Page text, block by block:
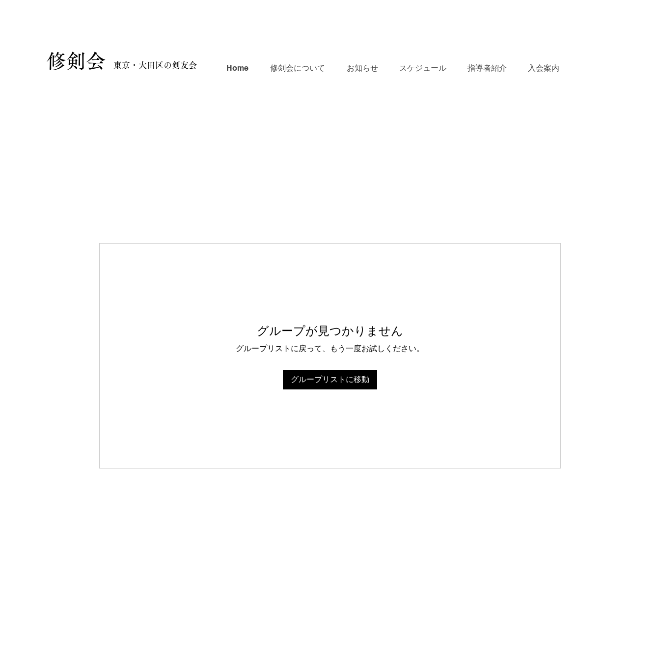
​修剣会 東京・大田区の剣友会 Home 修剣会について お知らせ スケジュール 指導者紹介 入会案内
グループが見つかりません
グループリストに戻って、もう一度お試しください。
グループリストに移動